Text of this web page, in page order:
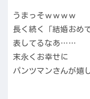
うまっそｗｗｗｗ
長く続く「結婚おめ
表してるなあ……
末永くお幸せに
パンツマンさんが嬉